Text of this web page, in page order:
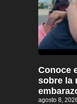
Conoce
sobre la
agosto 8,